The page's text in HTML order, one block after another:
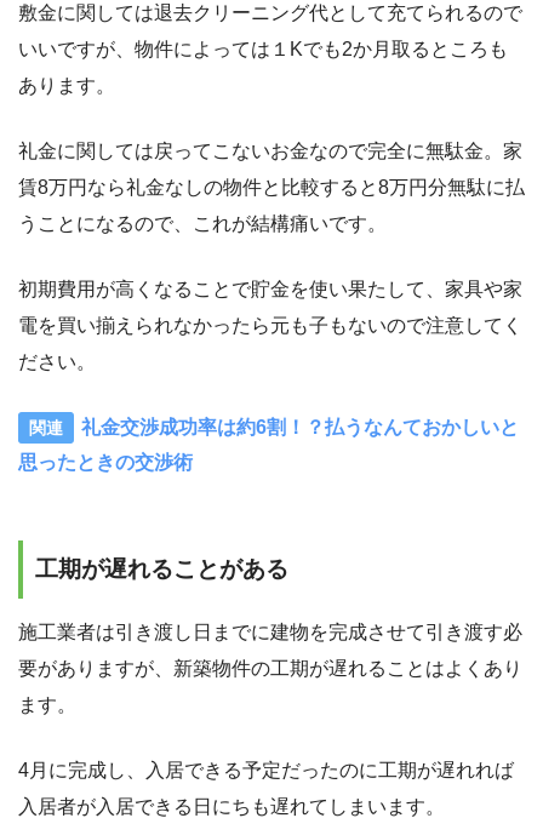
敷金に関しては退去クリーニング代として充てられるので
いいですが、物件によっては１Kでも2か月取るところも
あります。
礼金に関しては戻ってこないお金なので完全に無駄金。家
賃8万円なら礼金なしの物件と比較すると8万円分無駄に払
うことになるので、これが結構痛いです。
初期費用が高くなることで貯金を使い果たして、家具や家
電を買い揃えられなかったら元も子もないので注意してく
ださい。
礼金交渉成功率は約6割！？払うなんておかしいと
思ったときの交渉術
工期が遅れることがある
施工業者は引き渡し日までに建物を完成させて引き渡す必
要がありますが、新築物件の工期が遅れることはよくあり
ます。
4月に完成し、入居できる予定だったのに工期が遅れれば
入居者が入居できる日にちも遅れてしまいます。